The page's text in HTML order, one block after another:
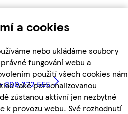
a cookies
nebo ukládáme soubory
fungování webu a
použití všech cookies nám
také personalizovanou
zůstanou aktivní jen nezbytné
k provozu webu. Své rozhodnutí
800 222 555